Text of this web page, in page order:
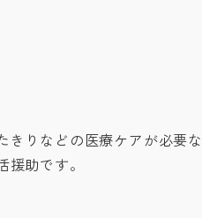
きりなどの医療ケアが必要
援助です。